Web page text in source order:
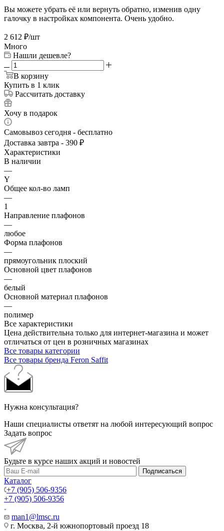
Вы можете убрать её или вернуть обратно, изменив одну
галочку в настройках компонента. Очень удобно.
2 612 ₽/шт
Много
Нашли дешевле?
В корзину
Купить в 1 клик
Рассчитать доставку
Хочу в подарок
Самовывоз сегодня - бесплатно
Доставка завтра - 390 ₽
Характеристики
В наличии
—
Y
Общее кол-во ламп
—
1
Направление плафонов
—
любое
Форма плафонов
—
прямоугольник плоский
Основной цвет плафонов
—
белый
Основной материал плафонов
—
полимер
Все характеристики
Цена действительна только для интернет-магазина и может
отличаться от цен в розничных магазинах
Все товары категории
Все товары бренда Feron Saffit
Нужна консультация?
Наши специалисты ответят на любой интересующий вопрос
Задать вопрос
Будьте в курсе наших акций и новостей
Подписаться
Каталог
+7 (905) 506-9356
+7 (905) 506-9356
man1@lmsc.ru
г. Москва, 2-й южнопортовый проезд 18